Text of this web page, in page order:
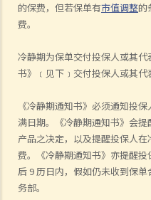
的保费，但若保单有市值调整的
费。
冷静期为保单交付投保人或其代
书》﹝见下﹞交付投保人或其代
《冷静期通知书》必须通知投
满日期。《冷静期通知书》会
产品之决定，以及提醒投保人
费。《冷静期通知书》亦提醒
后9历日内，假如仍未收到保
务部。